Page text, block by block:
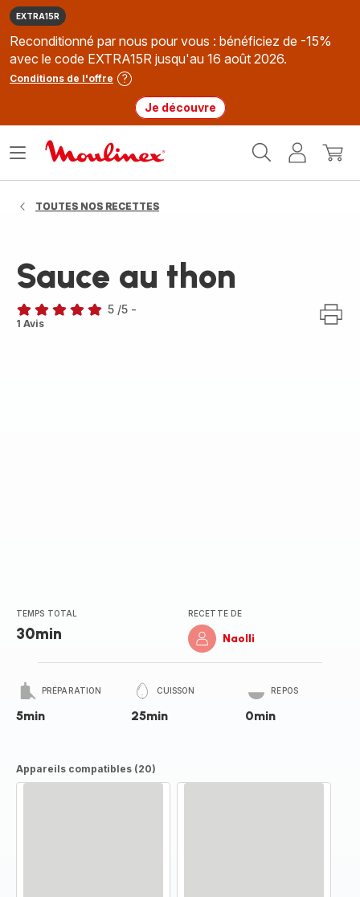
EXTRA15R
Reconditionné par nous pour vous : bénéficiez de -15%
avec le code EXTRA15R jusqu'au 16 août 2026.
Conditions de l'offre
Je découvre
MonMon
Ouvrir
TOUTES NOS RECETTES
Sauce au thon
Avis
5 /5 -
1 Avis
TEMPS TOTAL
30min
RECETTE DE
Naolli
PRÉPARATION
5min
CUISSON
25min
REPOS
0min
Appareils compatibles (20)